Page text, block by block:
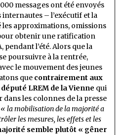
messages ont été envoyés
internautes– l’exécutif et la
approximations, omissions
obtenir une ratification
pendant l’été. Alors que la
poursuivre à la rentrée,
le mouvement des jeunes
que contrairement aux
LREM de la Vienne qui
dans les colonnes de la presse
« la mobilisation de la majorité a
les mesures, les effets et les
semble plutôt « gêner